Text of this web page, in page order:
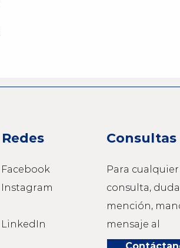
Redes
Facebook
Instagram
LinkedIn
Consultas
Para cualquier
consulta,
mención,
mensaje al